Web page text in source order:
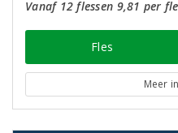
Vanaf 12 flessen 9,81 per
Fles
Meer